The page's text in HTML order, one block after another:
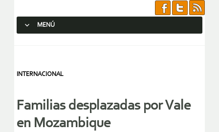
MENÚ
INTERNACIONAL
Familias desplazadas por Vale
en Mozambique